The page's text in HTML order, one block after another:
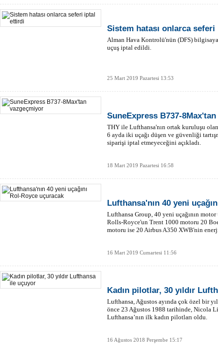
Sistem hatası onlarca
Alman Hava Kontrolü'nün (DFS)
uçuş iptal edildi.
25 Mart 2019 Pazartesi 13:53
SuneExpress B737-
THY ile Lufthansa'nın ortak kuruluşu
6 ayda iki uçağı düşen ve güvenliği
siparişi iptal etmeyeceğini açıkladı.
18 Mart 2019 Pazartesi 16:58
Lufthansa'nın 40 yeni
Lufthansa Group, 40 yeni uçağının
Rolls-Royce'un Trent 1000 motoru 20
motoru ise 20 Airbus A350 XWB'nin
16 Mart 2019 Cumartesi 11:56
Kadın pilotlar, 30 yıldır
Lufthansa, Ağustos ayında çok özel bir
önce 23 Ağustos 1988 tarihinde, Nicola
Lufthansa’nın ilk kadın pilotları oldu.
16 Ağustos 2018 Perşembe 15:17